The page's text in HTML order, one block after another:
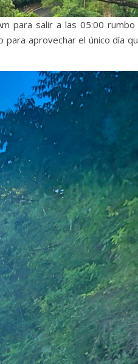
para salir a las 05:00 rumbo
para aprovechar el único día